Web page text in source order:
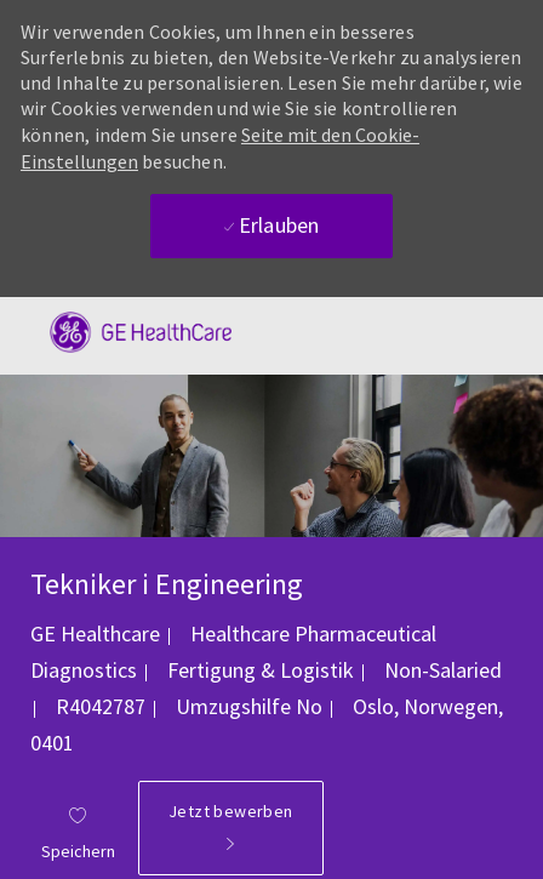
Wir verwenden Cookies, um Ihnen ein besseres
Surferlebnis zu bieten, den Website-Verkehr zu analysieren
und Inhalte zu personalisieren. Lesen Sie mehr darüber, wie
wir Cookies verwenden und wie Sie sie kontrollieren
können, indem Sie unsere Seite mit den Cookie-
Einstellungen besuchen.
Erlauben
Tekniker i Engineering
GE Healthcare
Healthcare Pharmaceutical
Diagnostics
Kategorie
Fertigung & Logistik
Non-Salaried
Job-ID
R4042787 Umzugshilfe No Ort
Oslo, Norwegen,
0401
Speichern
Jetzt bewerben